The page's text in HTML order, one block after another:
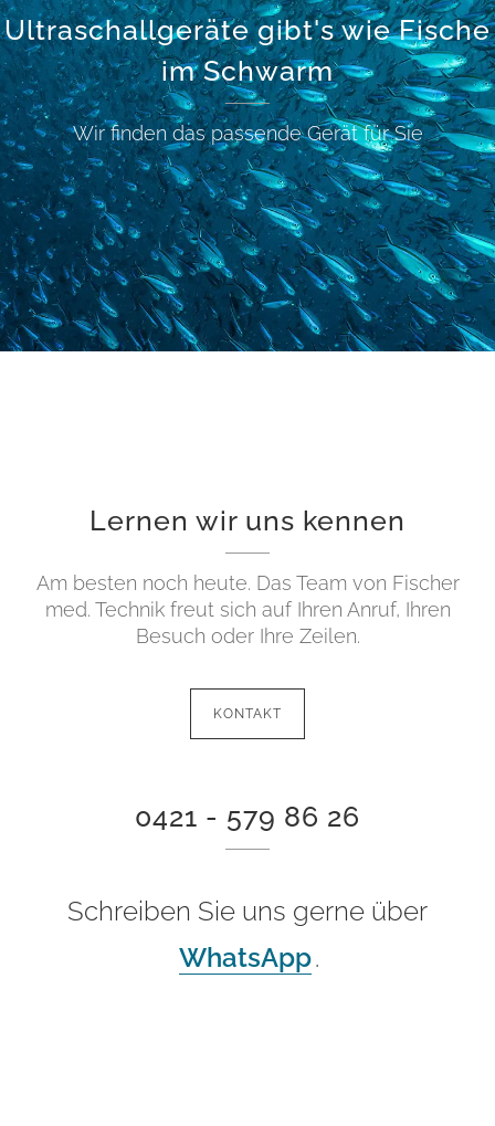
Ultraschallgeräte gibt's wie Fische
im Schwarm
Wir finden das passende Gerät für Sie
Lernen wir uns kennen
Am besten noch heute. Das Team von Fischer
med. Technik freut sich auf Ihren Anruf, Ihren
Besuch oder Ihre Zeilen.
KONTAKT
0421 - 579 86 26
Schreiben Sie uns gerne über
WhatsApp.